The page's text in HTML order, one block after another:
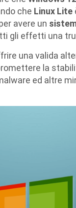
che Linux Lite
avere un
gli effetti una
una valida
la
ed altre